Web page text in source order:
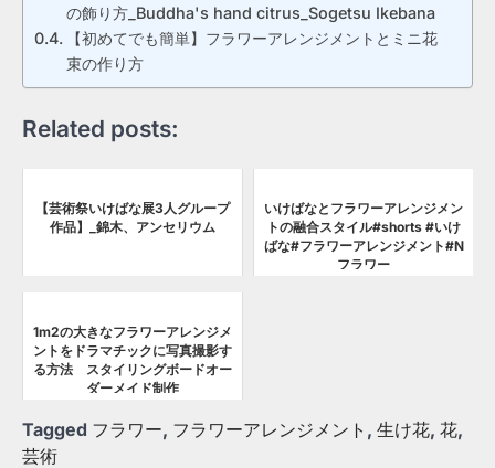
の飾り方_Buddha's hand citrus_Sogetsu Ikebana
【初めてでも簡単】フラワーアレンジメントとミニ花
束の作り方
Related posts:
【芸術祭いけばな展3人グループ
作品】_錦木、アンセリウム
いけばなとフラワーアレンジメン
トの融合スタイル#shorts #いけ
ばな#フラワーアレンジメント#N
フラワー
1m2の大きなフラワーアレンジメ
ントをドラマチックに写真撮影す
る方法 スタイリングボードオー
ダーメイド制作
Tagged フラワー, フラワーアレンジメント , 生け花, 花,
芸術